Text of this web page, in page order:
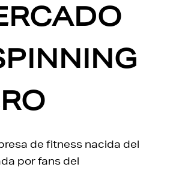
de fitness nacida del
por fans del